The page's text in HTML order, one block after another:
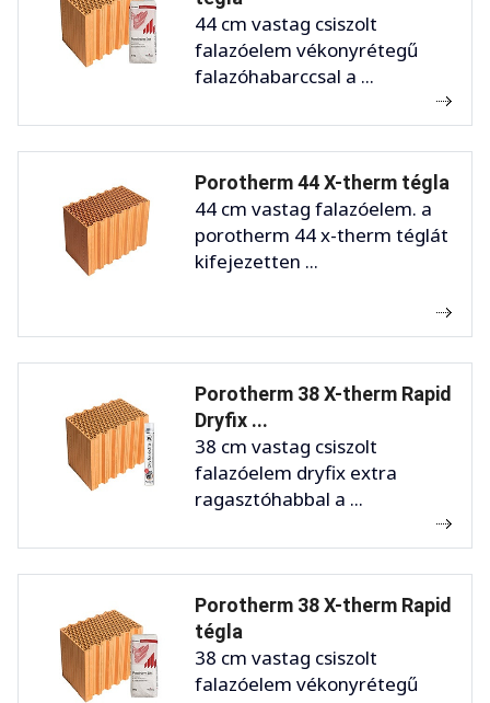
44 cm vastag csiszolt
falazóelem vékonyrétegű
falazóhabarccsal a ...
Porotherm 44 X-therm tégla
44 cm vastag falazóelem. a
porotherm 44 x-therm téglát
kifejezetten ...
Porotherm 38 X-therm Rapid
Dryfix ...
38 cm vastag csiszolt
falazóelem dryfix extra
ragasztóhabbal a ...
Porotherm 38 X-therm Rapid
tégla
38 cm vastag csiszolt
falazóelem vékonyrétegű